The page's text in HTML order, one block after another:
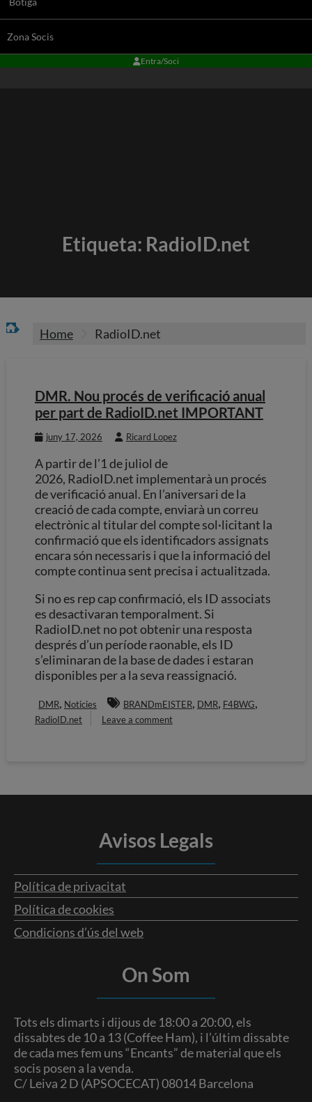
Zona Socis
Entra/Soci
Etiqueta: RadioID.net
Home RadioID.net
DMR. Nou procés de verificació anual
per part de RadioID.net IMPORTANT
juny 17, 2026 Ricard Lopez
A partir de l’1 de juliol de
2026, RadioID.net implementarà un procés
de verificació anual. En l’aniversari de la
creació de cada compte, enviarà un correu
electrònic al titular del compte sol·licitant la
confirmació que els identificadors assignats
encara són necessaris i que la informació del
compte continua sent precisa i actualitzada.
Si no es rep cap confirmació, els ID associats
es desactivaran temporalment. Si
RadioID.net no pot obtenir una resposta
després d’un període raonable, els ID
s’eliminaran de la base de dades i estaran
disponibles per a la seva reassignació.
DMR, Noticies BRANDmEISTER, DMR, F4BWG,
RadioID.net Leave a comment
Avisos Legals
Política de privacitat
Política de cookies
Condicions d’ús del web
On Som
Tots els dimarts i dijous de 18:00 a 20:00, els
dissabtes de 10 a 13 (Coffee Ham), i l’últim dissabte
de cada mes fem uns “Encants” de material que els
socis posen a la venda.
C/ Leiva 2 D (APSOCECAT) 08014 Barcelona